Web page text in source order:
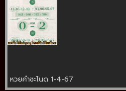
หวยคำชะโนด 1-4-67